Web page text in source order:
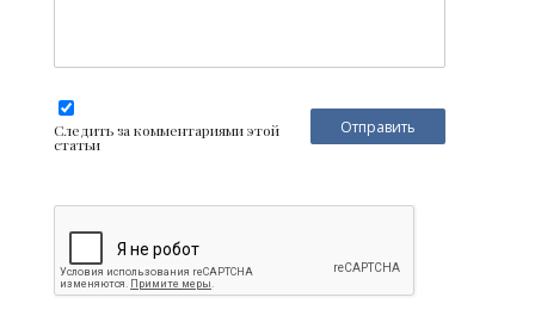
Следить за комментариями этой
статьи